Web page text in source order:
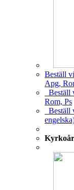
Beställ
Apg,
Beställ
Rom, Ps
Beställ